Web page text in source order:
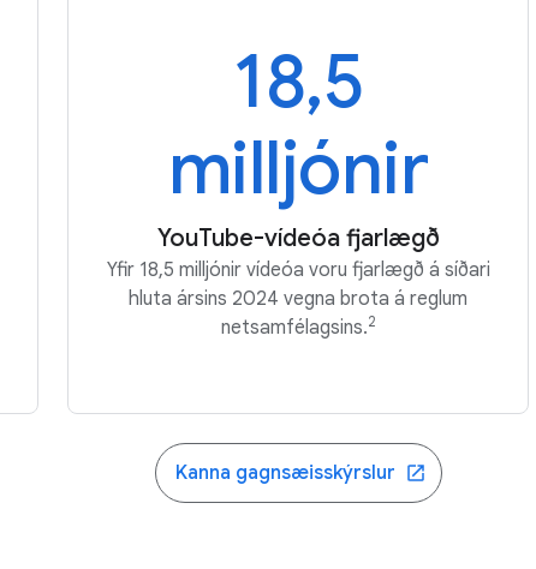
18,5
milljónir
YouTube-vídeóa fjarlægð
Yfir 18,5 milljónir vídeóa voru fjarlægð á síðari
hluta ársins 2024 vegna brota á reglum
netsamfélagsins.2
Kanna gagnsæisskýrslur